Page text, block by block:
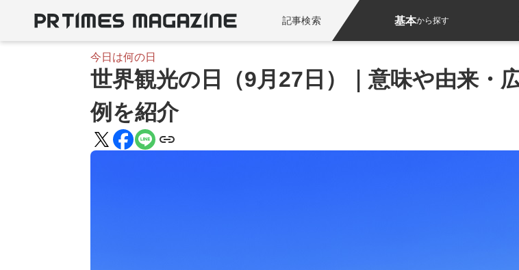
記事検索 基本から探す
今日は何の日
世界観光の日（9月27日）｜意味や由来・
例を紹介